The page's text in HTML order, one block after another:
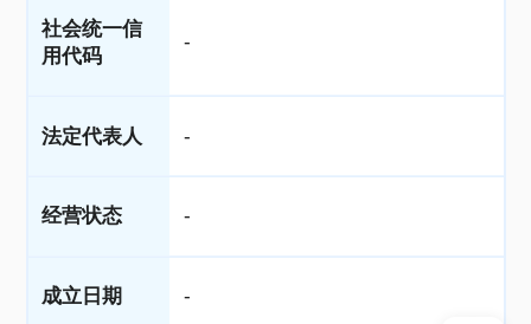
社会统一信
用代码
-
法定代表人 -
经营状态 -
成立日期 -